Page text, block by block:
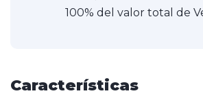
100% del valor total de
Características